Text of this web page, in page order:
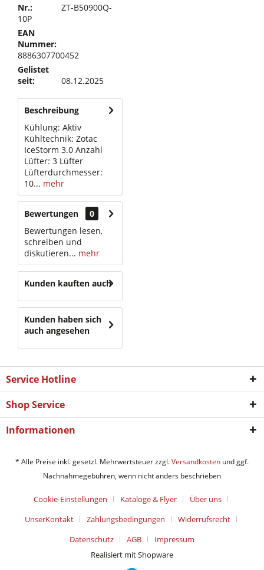
Nr.:
ZT-B50900Q-
10P
EAN
Nummer:
8886307700452
Gelistet
seit:
08.12.2025
Beschreibung
Kühlung: Aktiv
Kühltechnik: Zotac
IceStorm 3.0 Anzahl
Lüfter: 3 Lüfter
Lüfterdurchmesser:
10... mehr
Bewertungen
0
Bewertungen lesen,
schreiben und
diskutieren... mehr
Kunden kauften auch
Kunden haben sich
auch angesehen
Service Hotline
Shop Service
Informationen
* Alle Preise inkl. gesetzl. Mehrwertsteuer zzgl.Versandkosten und ggf.
Nachnahmegebühren, wenn nicht anders beschrieben
Cookie-Einstellungen Kataloge & Flyer
Über uns
UnserKontakt
Zahlungsbedingungen
Widerrufsrecht
Datenschutz
AGB
Impressum
Realisiert mit Shopware